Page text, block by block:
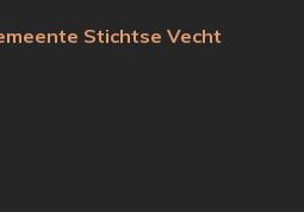
Stichtse Vecht